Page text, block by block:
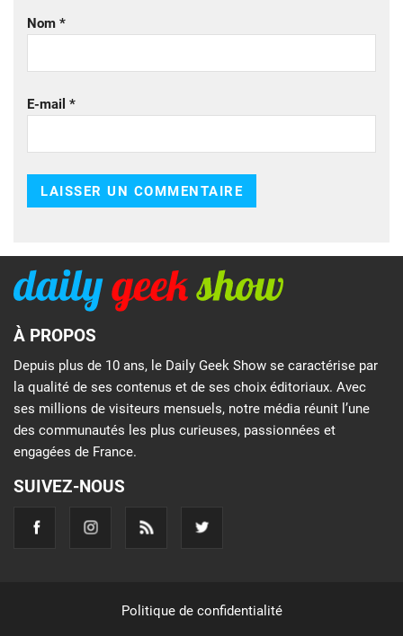
Nom *
E-mail *
À PROPOS
Depuis plus de 10 ans, le Daily Geek Show se caractérise par
la qualité de ses contenus et de ses choix éditoriaux. Avec
ses millions de visiteurs mensuels, notre média réunit l’une
des communautés les plus curieuses, passionnées et
engagées de France.
SUIVEZ-NOUS
Politique de confidentialité